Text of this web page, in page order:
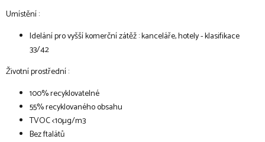
Umístění :
Idelání pro vyšší komerční zátěž : kanceláře, hotely - klasifikace
33/42
Životní prostřední :
100% recyklovatelné
55% recyklovaného obsahu
TVOC <10µg/m3
Bez ftalátů